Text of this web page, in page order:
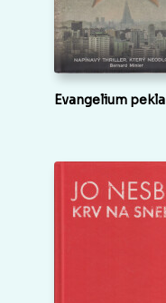
Evangelium pekla